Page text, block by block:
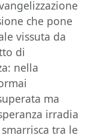
che pone
vissuta da
di
nella
ma
irradia
tra le